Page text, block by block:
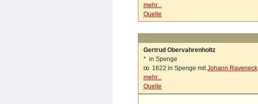
mehr...
Quelle
Gertrud Obervahrenholtz
* in Spenge
oo
1622 in Spenge mitJohann Raveneck
mehr...
Quelle